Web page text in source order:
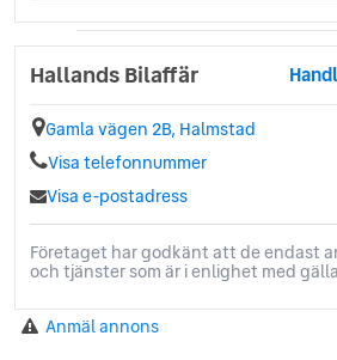
Hallands Bilaffär
Gamla vägen 2B, Halmstad
Visa telefonnummer
Visa e-postadress
Företaget har godkänt att de endast
och tjänster som är i enlighet med
Anmäl annons